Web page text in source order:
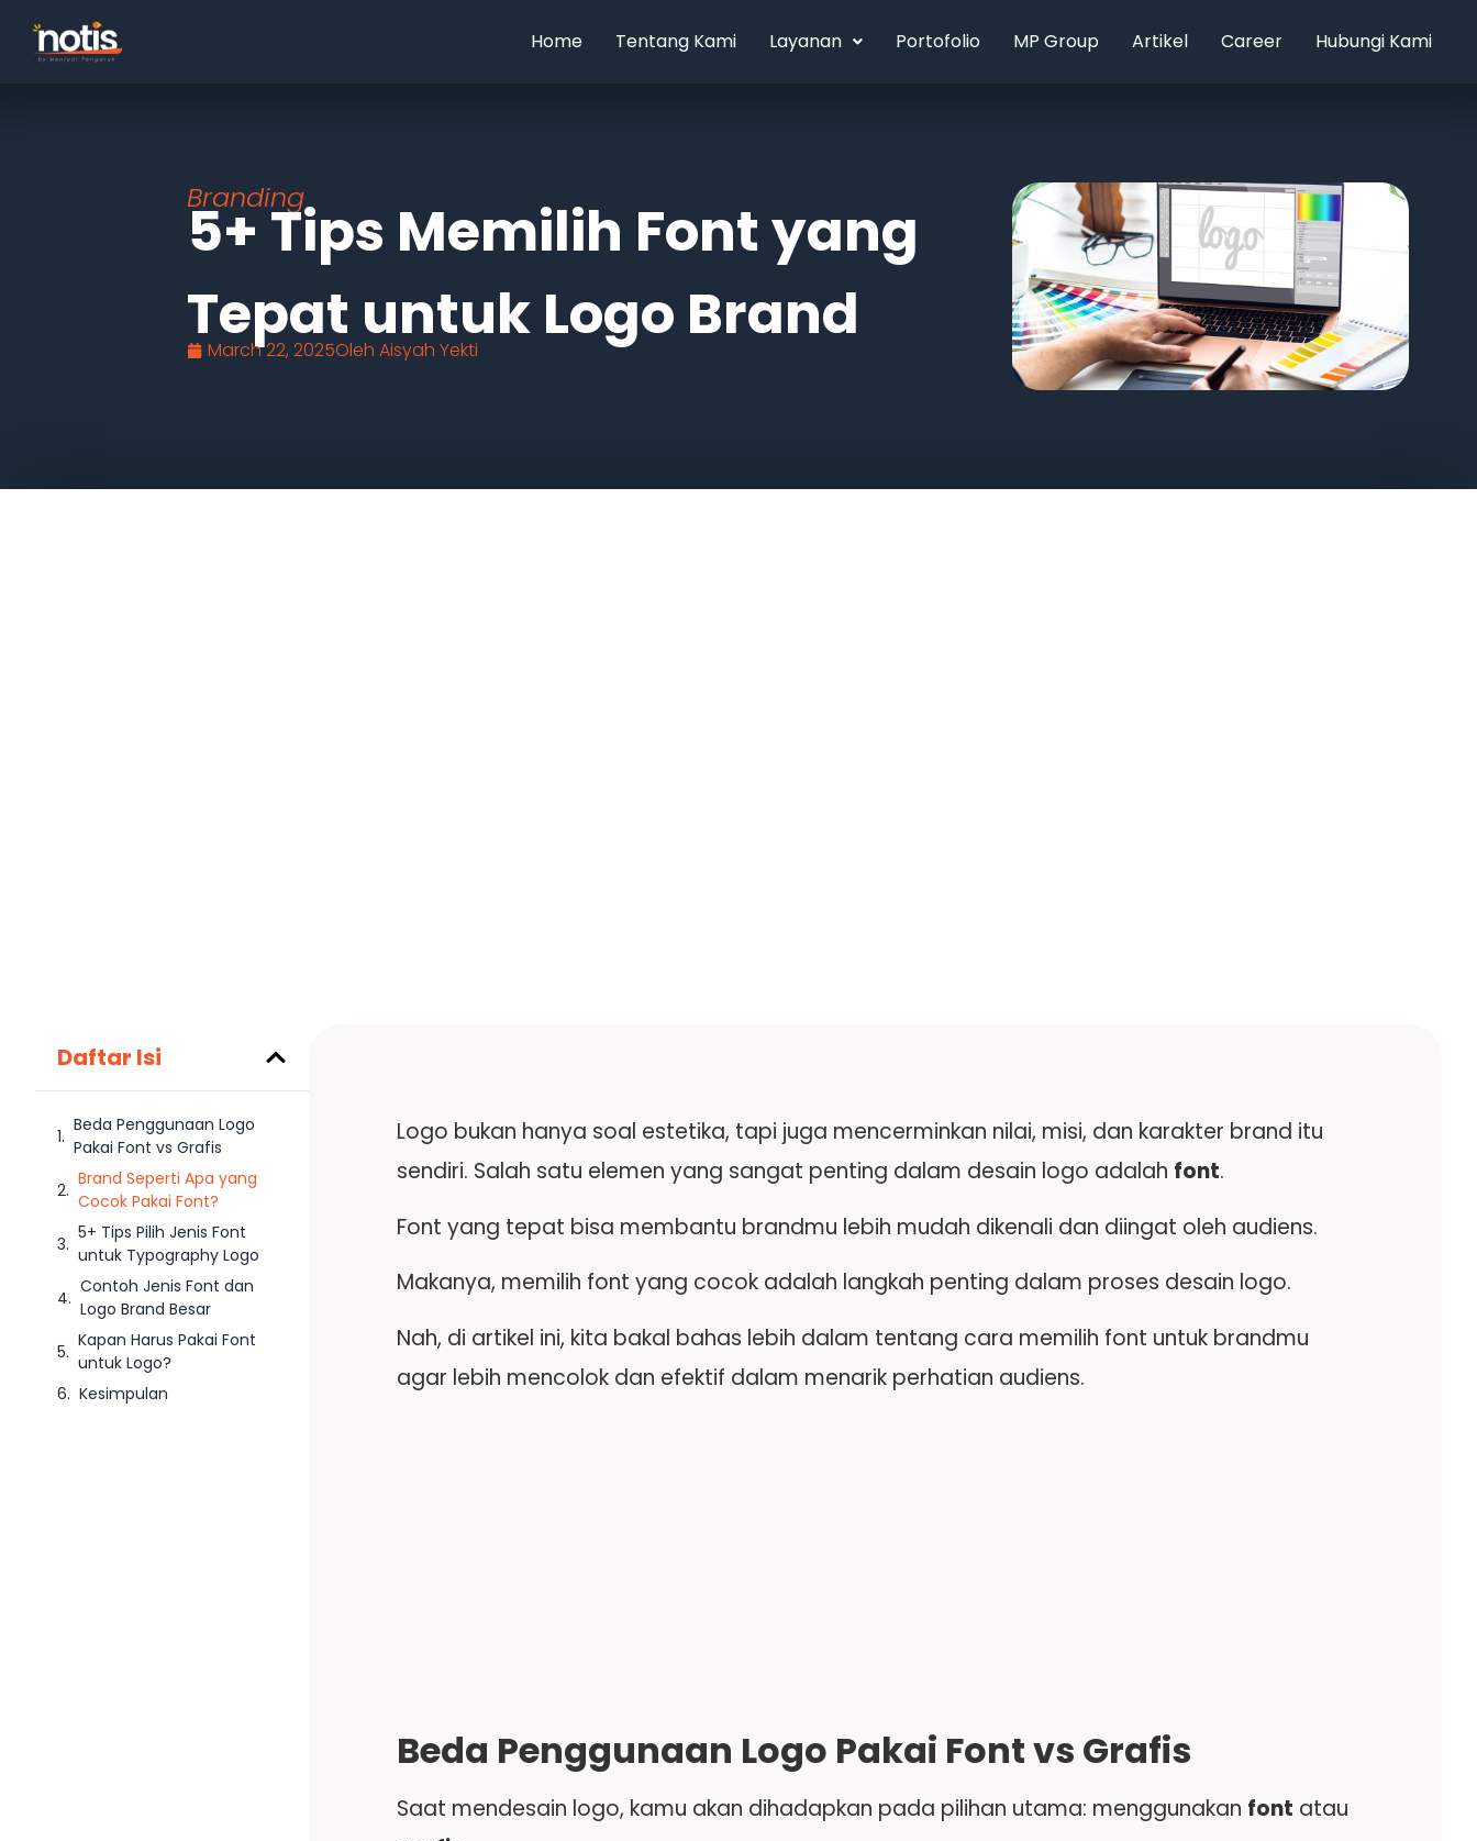
Home Tentang Kami Layanan Portofolio MP Group Artikel Career Hubungi Kami
Branding
5+ Tips Memilih Font yang
Tepat untuk Logo Brand
March 22, 2025Oleh Aisyah Yekti
Daftar Isi
Beda Penggunaan Logo
Pakai Font vs Grafis
Brand Seperti Apa yang
Cocok Pakai Font?
5+ Tips Pilih Jenis Font
untuk Typography Logo
Contoh Jenis Font dan
Logo Brand Besar
Kapan Harus Pakai Font
untuk Logo?
Kesimpulan
Logo bukan hanya soal estetika, tapi juga mencerminkan nilai, misi, dan karakter brand itu
sendiri. Salah satu elemen yang sangat penting dalam desain logo adalah font.
Font yang tepat bisa membantu brandmu lebih mudah dikenali dan diingat oleh audiens.
Makanya, memilih font yang cocok adalah langkah penting dalam proses desain logo.
Nah, di artikel ini, kita bakal bahas lebih dalam tentang cara memilih font untuk brandmu
agar lebih mencolok dan efektif dalam menarik perhatian audiens.
Beda Penggunaan Logo Pakai Font vs Grafis
Saat mendesain logo, kamu akan dihadapkan pada pilihan utama: menggunakan font atau